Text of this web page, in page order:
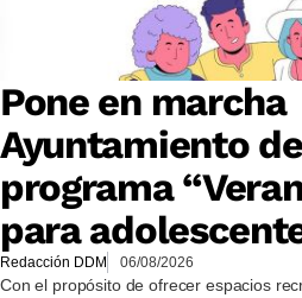
Pone en marcha
Ayuntamiento
programa
para
Redacción DDM 06/08/2026
Con el propósito de ofrecer espacios